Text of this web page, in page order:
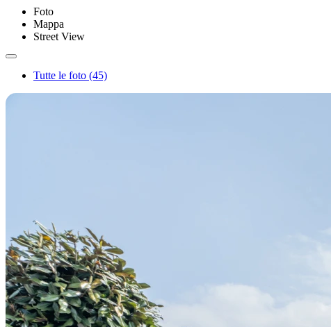
Foto
Mappa
Street View
Tutte le foto (45)